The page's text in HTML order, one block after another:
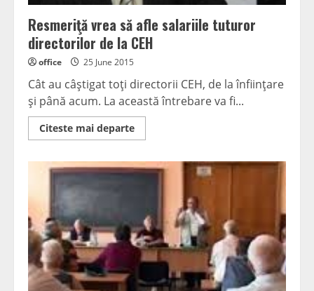
Resmeriţă vrea să afle salariile tuturor
directorilor de la CEH
office 25 June 2015
Cât au câştigat toţi directorii CEH, de la înfiinţare
şi până acum. La această întrebare va fi...
Citeste mai departeRead
more
vrea
să
directorilor
de
la
CEH